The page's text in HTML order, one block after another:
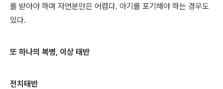
를 받아야 하며 자연분만은 어렵다. 아기를 포기해야 하는 경우도
있다.
또 하나의 복병, 이상 태반
전치태반